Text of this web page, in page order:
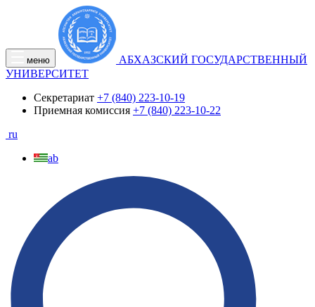
меню
АБХАЗСКИЙ ГОСУДАРСТВЕННЫЙ
УНИВЕРСИТЕТ
Секретариат +7 (840) 223-10-19
Приемная комиссия +7 (840) 223-10-22
ru
ab